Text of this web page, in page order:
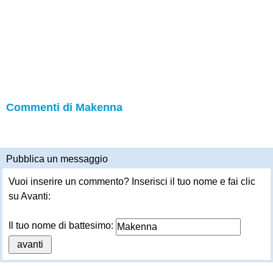
Commenti di Makenna
Pubblica un messaggio
Vuoi inserire un commento? Inserisci il tuo nome e fai clic
su Avanti:
Il tuo nome di battesimo: